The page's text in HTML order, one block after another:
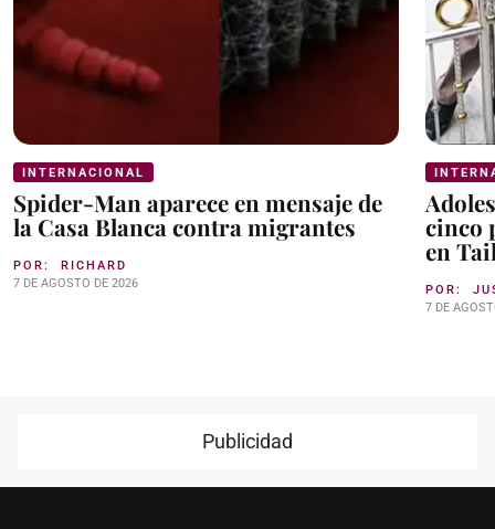
INTERNACIONAL
Spider-Man aparece en mensaje de
la Casa Blanca contra migrantes
POR: RICHARD
7 DE AGOSTO DE 2026
cinco
en
POR:
7 DE
Publicidad